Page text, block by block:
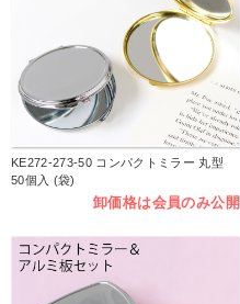
KE272-273-50 コンパクトミラー 丸型
50個入 (袋)
卸価格は会員のみ公開